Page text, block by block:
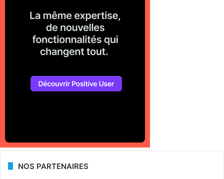
NOS PARTENAIRES